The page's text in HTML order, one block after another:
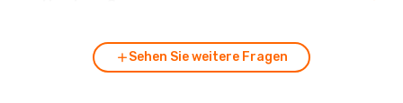
Sehen Sie weitere Fragen